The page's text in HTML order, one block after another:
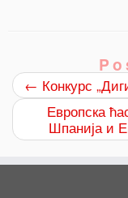
← Конкурс
Европска
Шпанија и